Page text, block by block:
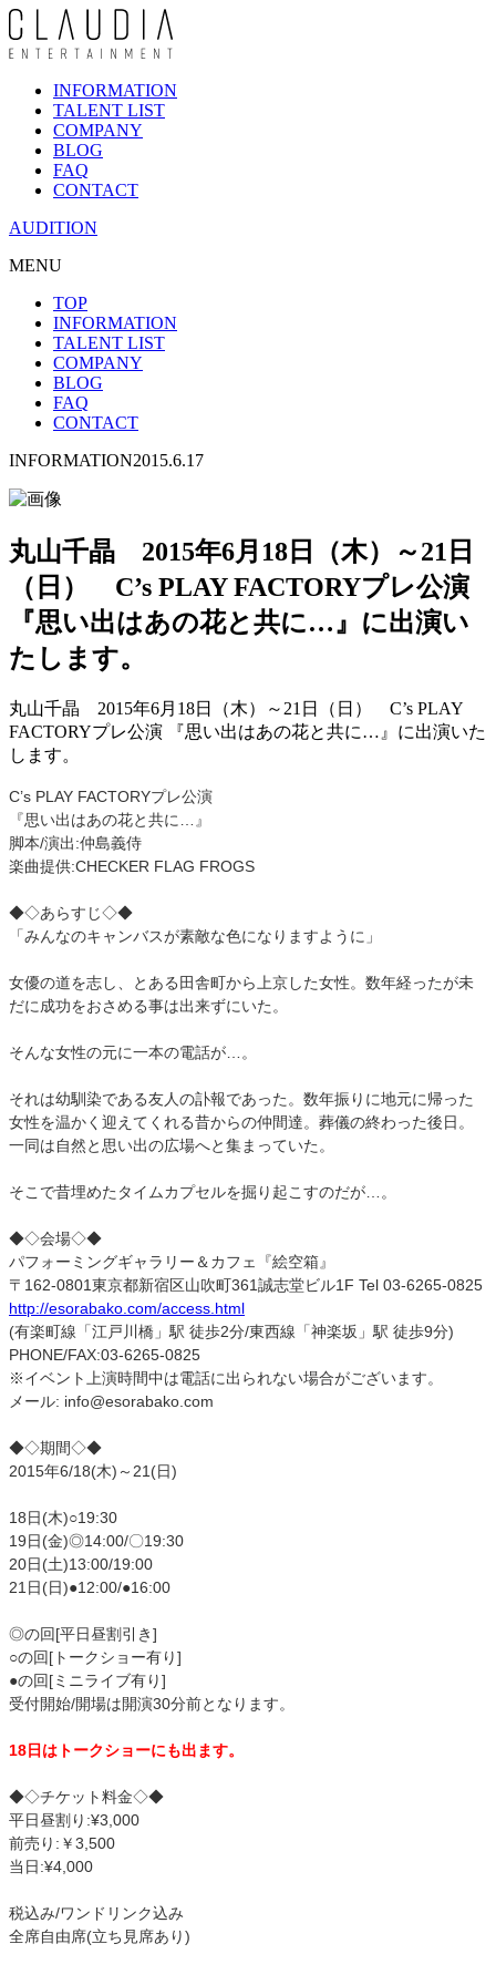
INFORMATION
TALENT LIST
COMPANY
BLOG
FAQ
CONTACT
AUDITION
MENU
TOP
INFORMATION
TALENT LIST
COMPANY
BLOG
FAQ
CONTACT
INFORMATION2015.6.17
丸山千晶 2015年6月18日（木）～21日
（日） C’s PLAY FACTORYプレ公演
『思い出はあの花と共に…』に出演い
たします。
丸山千晶 2015年6月18日（木）～21日（日） C’s PLAY
FACTORYプレ公演 『思い出はあの花と共に…』に出演いた
します。
C’s PLAY FACTORYプレ公演
『思い出はあの花と共に…』
脚本/演出:仲島義侍
楽曲提供:CHECKER FLAG FROGS
◆◇あらすじ◇◆
「みんなのキャンバスが素敵な色になりますように」
女優の道を志し、とある田舎町から上京した女性。数年経ったが未
だに成功をおさめる事は出来ずにいた。
そんな女性の元に一本の電話が…。
それは幼馴染である友人の訃報であった。数年振りに地元に帰った
女性を温かく迎えてくれる昔からの仲間達。葬儀の終わった後日。
一同は自然と思い出の広場へと集まっていた。
そこで昔埋めたタイムカプセルを掘り起こすのだが…。
◆◇会場◇◆
パフォーミングギャラリー＆カフェ『絵空箱』
〒162-0801東京都新宿区山吹町361誠志堂ビル1F Tel 03-6265-0825
http://esorabako.com/access.html
(有楽町線「江戸川橋」駅 徒歩2分/東西線「神楽坂」駅 徒歩9分)
PHONE/FAX:03-6265-0825
※イベント上演時間中は電話に出られない場合がございます。
メール: info@esorabako.com
◆◇期間◇◆
2015年6/18(木)～21(日)
18日(木)○19:30
19日(金)◎14:00/〇19:30
20日(土)13:00/19:00
21日(日)●12:00/●16:00
◎の回[平日昼割引き]
○の回[トークショー有り]
●の回[ミニライブ有り]
受付開始/開場は開演30分前となります。
18日はトークショーにも出ます。
◆◇チケット料金◇◆
平日昼割り:¥3,000
前売り:￥3,500
当日:¥4,000
税込み/ワンドリンク込み
全席自由席(立ち見席あり)